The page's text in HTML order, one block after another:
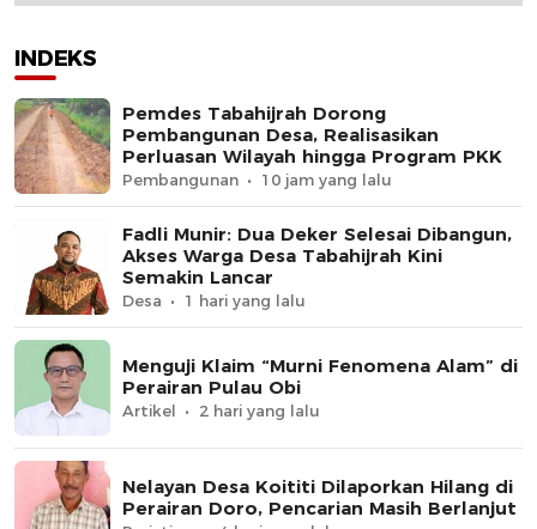
INDEKS
Pemdes Tabahijrah Dorong
Pembangunan Desa, Realisasikan
Perluasan Wilayah hingga Program PKK
Pembangunan 10 jam yang lalu
Fadli Munir: Dua Deker Selesai Dibangun,
Akses Warga Desa Tabahijrah Kini
Semakin Lancar
Desa 1 hari yang lalu
Menguji Klaim “Murni Fenomena Alam” di
Perairan Pulau Obi
Artikel 2 hari yang lalu
Nelayan Desa Koititi Dilaporkan Hilang di
Perairan Doro, Pencarian Masih Berlanjut